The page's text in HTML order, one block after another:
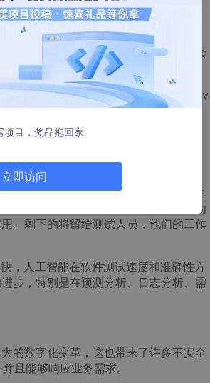
需求。即使是正在进行的技术进步也会
试的实现。与此同时，诸如敏捷、Dev
关性和应用。
：
?》中提到：“依赖技术完成高重复性
增长管理，正在加快变化的步伐。因为
。剩下的将留给测试人员，他们的工作
人工智能在软件测试速度和准确性方
步，特别是在预测分析、日志分析、需
的数字化变革，这也带来了许多不安全
且能够响应业务需求。
项目，奖品抱回家
立即访问